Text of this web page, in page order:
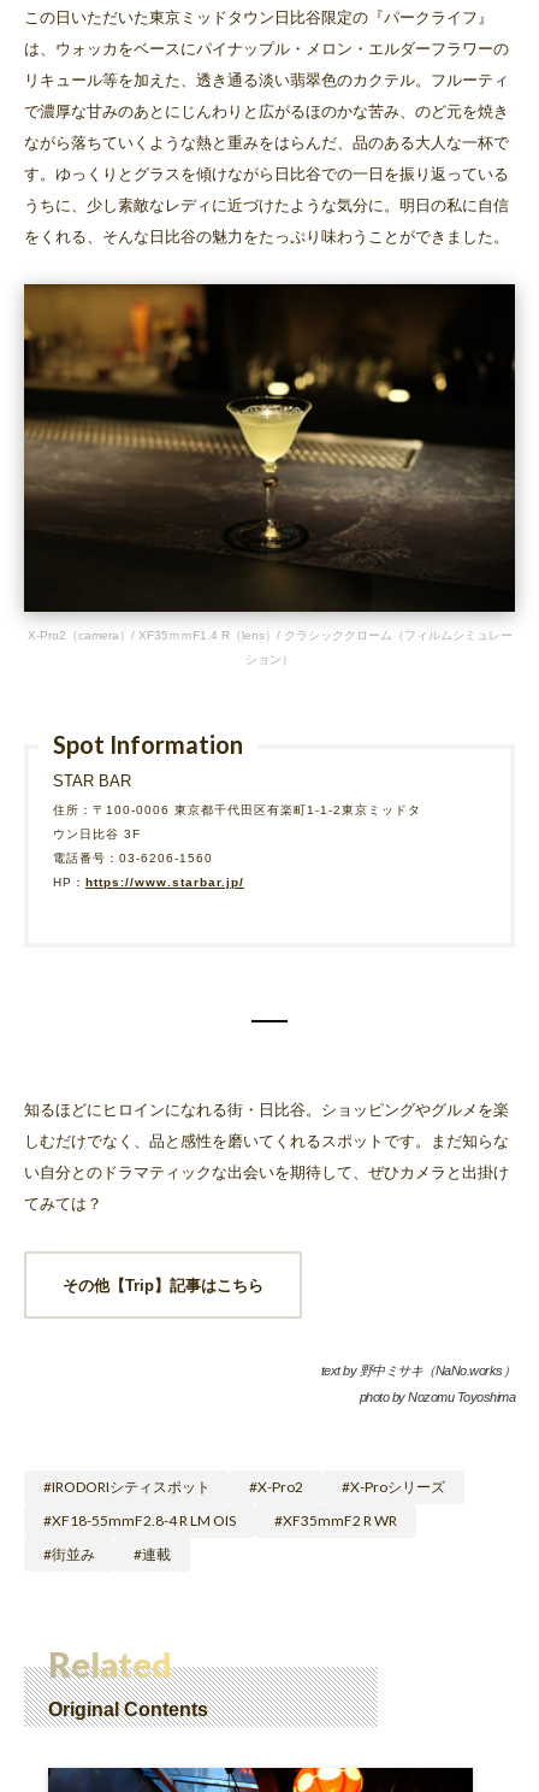
この日いただいた東京ミッドタウン日比谷限定の『パークライフ』
は、ウォッカをベースにパイナップル・メロン・エルダーフラワーの
リキュール等を加えた、透き通る淡い翡翠色のカクテル。フルーティ
で濃厚な甘みのあとにじんわりと広がるほのかな苦み、のど元を焼き
ながら落ちていくような熱と重みをはらんだ、品のある大人な一杯で
す。ゆっくりとグラスを傾けながら日比谷での一日を振り返っている
うちに、少し素敵なレディに近づけたような気分に。明日の私に自信
をくれる、そんな日比谷の魅力をたっぷり味わうことができました。
X-Pro2（camera）/ XF35ｍｍF1.4 R（lens）/ クラシッククローム（フィルムシミュレー
ション）
Spot Information
STAR BAR
住所：〒100-0006 東京都千代田区有楽町1-1-2東京ミッドタ
ウン日比谷 3F
電話番号：03-6206-1560
HP： https://www.starbar.jp/
知るほどにヒロインになれる街・日比谷。ショッピングやグルメを楽
しむだけでなく、品と感性を磨いてくれるスポットです。まだ知らな
い自分とのドラマティックな出会いを期待して、ぜひカメラと出掛け
てみては？
その他【Trip】記事はこちら
text by 野中ミサキ（NaNo.works）
photo by Nozomu Toyoshima
IRODORIシティスポット X-Pro2
X-Proシリーズ
XF18-55mmF2.8-4 R LM OIS
XF35mmF2 R WR
街並み
連載
Related
Original Contents